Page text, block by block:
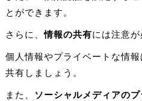
とができます。
さらに、情報の共有には注意が
個人情報やプライベートな情
共有しましょう。
また、 ソーシャルメディアの